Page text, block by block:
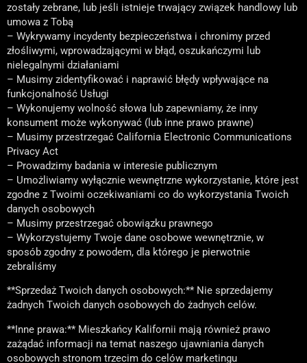
zostały zebrane, lub jeśli istnieje trwający związek handlowy lub
umowa z Tobą
– Wykrywamy incydenty bezpieczeństwa i chronimy przed
złośliwymi, wprowadzającymi w błąd, oszukańczymi lub
nielegalnymi działaniami
– Musimy zidentyfikować i naprawić błędy wpływające na
funkcjonalność Usługi
– Wykonujemy wolność słowa lub zapewniamy, że inny
konsument może wykonywać (lub inne prawo prawne)
– Musimy przestrzegać California Electronic Communications
Privacy Act
– Prowadzimy badania w interesie publicznym
– Umożliwiamy wyłącznie wewnętrzne wykorzystanie, które jest
zgodne z Twoimi oczekiwaniami co do wykorzystania Twoich
danych osobowych
– Musimy przestrzegać obowiązku prawnego
– Wykorzystujemy Twoje dane osobowe wewnętrznie, w
sposób zgodny z powodem, dla którego je pierwotnie
zebraliśmy
**Sprzedaż Twoich danych osobowych:** Nie sprzedajemy
żadnych Twoich danych osobowych do żadnych celów.
**Inne prawa:** Mieszkańcy Kalifornii mają również prawo
zażądać informacji na temat naszego ujawniania danych
osobowych stronom trzecim do celów marketingu